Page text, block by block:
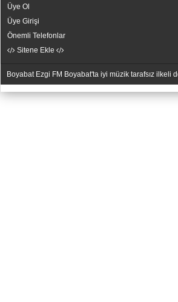
Üye Ol
Üye Girişi
Önemli Telefonlar
Sitene Ekle
Boyabat Ezgi FM Boyabat'ta iyi müzik tarafsız